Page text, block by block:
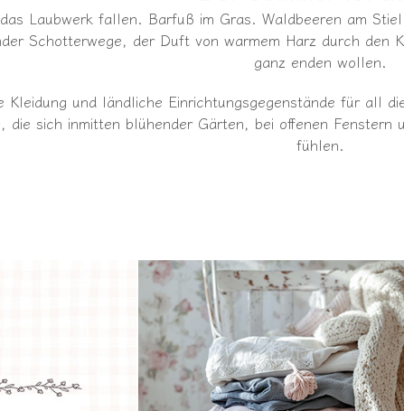
Laubwerk fallen. Barfuß im Gras. Waldbeeren am
Schotterwege, der Duft von warmem Harz durch
ganz enden wollen.
Kleidung und ländliche Einrichtungsgegenstände für all
die sich inmitten blühender Gärten, bei offenen
fühlen.